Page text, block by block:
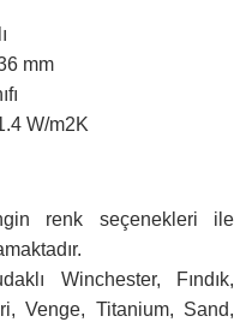
mm
W/m2K
renk seçenekleri ile
Winchester, Fındık,
Venge, Titanium, Sand,